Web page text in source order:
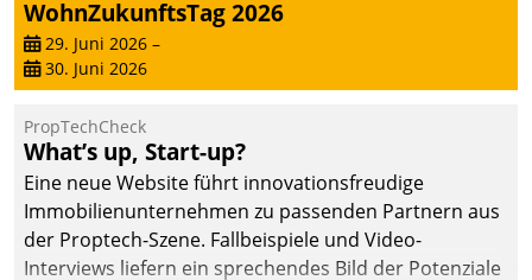
WohnZukunftsTag 2026
29. Juni 2026 –
30. Juni 2026
PropTechCheck
What’s up, Start-up?
Eine neue Website führt innovationsfreudige
Immobilienunternehmen zu passenden Partnern aus
der Proptech-Szene. Fallbeispiele und Video-
Interviews liefern ein sprechendes Bild der Potenziale